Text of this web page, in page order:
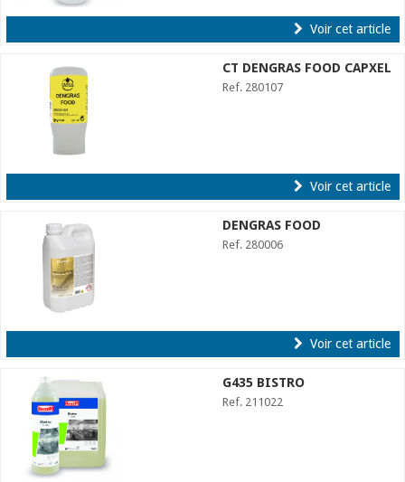
Voir cet article
CT DENGRAS FOOD CAPXEL
Ref. 280107
Voir cet article
DENGRAS FOOD
Ref. 280006
Voir cet article
G435 BISTRO
Ref. 211022